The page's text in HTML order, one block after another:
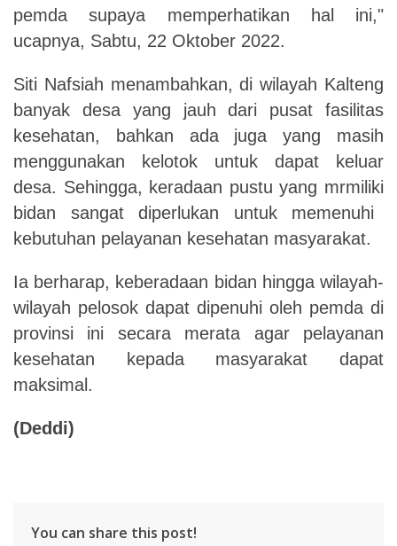
pemda supaya memperhatikan hal ini,"
ucapnya, Sabtu, 22 Oktober 2022.
Siti Nafsiah menambahkan, di wilayah Kalteng
banyak desa yang jauh dari pusat fasilitas
kesehatan, bahkan ada juga yang masih
menggunakan kelotok untuk dapat keluar
desa. Sehingga, keradaan pustu yang mrmiliki
bidan sangat diperlukan untuk memenuhi
kebutuhan pelayanan kesehatan masyarakat.
Ia berharap, keberadaan bidan hingga wilayah-
wilayah pelosok dapat dipenuhi oleh pemda di
provinsi ini secara merata agar pelayanan
kesehatan kepada masyarakat dapat
maksimal.
(Deddi)
You can share this post!